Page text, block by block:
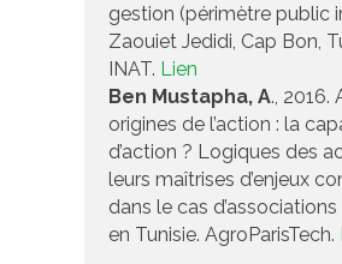
gestion (périmètre public
Zaouiet Jedidi, Cap Bon,
INAT. Lien
Ben Mustapha, A., 2016.
origines de l’action : la
d’action ? Logiques des
leurs maîtrises d’enjeux
dans le cas d’associations
en Tunisie. AgroParisTech.